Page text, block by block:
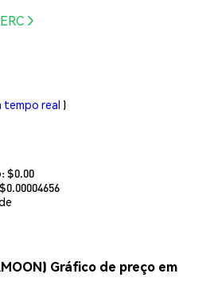
tempo real )
$0.00
0.00004656
Gráfico de preço em